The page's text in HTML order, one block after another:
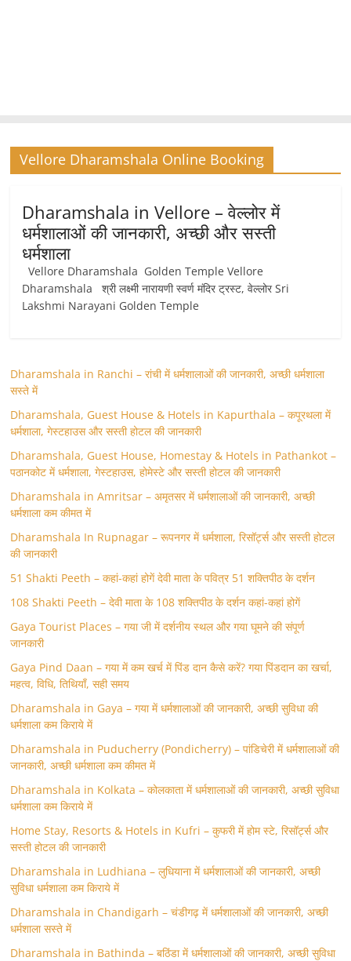
Vellore Dharamshala Online Booking
Dharamshala in Vellore – वेल्लोर में
धर्मशालाओं की जानकारी, अच्छी और सस्ती
धर्मशाला
Vellore Dharamshala Golden Temple Vellore
Dharamshala श्री लक्ष्मी नारायणी स्वर्ण मंदिर ट्रस्ट, वेल्लोर Sri
Lakshmi Narayani Golden Temple
Dharamshala in Ranchi – रांची में धर्मशालाओं की जानकारी, अच्छी धर्मशाला
सस्ते में
Dharamshala, Guest House & Hotels in Kapurthala – कपूरथला में
धर्मशाला, गेस्टहाउस और सस्ती होटल की जानकारी
Dharamshala, Guest House, Homestay & Hotels in Pathankot –
पठानकोट में धर्मशाला, गेस्टहाउस, होमेस्टे और सस्ती होटल की जानकारी
Dharamshala in Amritsar – अमृतसर में धर्मशालाओं की जानकारी, अच्छी
धर्मशाला कम कीमत में
Dharamshala In Rupnagar – रूपनगर में धर्मशाला, रिसॉर्ट्स और सस्ती होटल
की जानकारी
51 Shakti Peeth – कहां-कहां होगें देवी माता के पवित्र 51 शक्तिपीठ के दर्शन
108 Shakti Peeth – देवी माता के 108 शक्तिपीठ के दर्शन कहां-कहां होगें
Gaya Tourist Places – गया जी में दर्शनीय स्थल और गया घूमने की संपूर्ण
जानकारी
Gaya Pind Daan – गया में कम खर्च में पिंड दान कैसे करें? गया पिंडदान का खर्चा,
महत्व, विधि, तिथियाँ, सही समय
Dharamshala in Gaya – गया में धर्मशालाओं की जानकारी, अच्छी सुविधा की
धर्मशाला कम किराये में
Dharamshala in Puducherry (Pondicherry) – पांडिचेरी में धर्मशालाओं की
जानकारी, अच्छी धर्मशाला कम कीमत में
Dharamshala in Kolkata – कोलकाता में धर्मशालाओं की जानकारी, अच्छी सुविधा
धर्मशाला कम किराये में
Home Stay, Resorts & Hotels in Kufri – कुफरी में होम स्‍टे, रिसॉर्ट्स और
सस्ती होटल की जानकारी
Dharamshala in Ludhiana – लुधियाना में धर्मशालाओं की जानकारी, अच्छी
सुविधा धर्मशाला कम किराये में
Dharamshala in Chandigarh – चंडीगढ़ में धर्मशालाओं की जानकारी, अच्छी
धर्मशाला सस्ते में
Dharamshala in Bathinda – बठिंडा में धर्मशालाओं की जानकारी, अच्छी सुविधा